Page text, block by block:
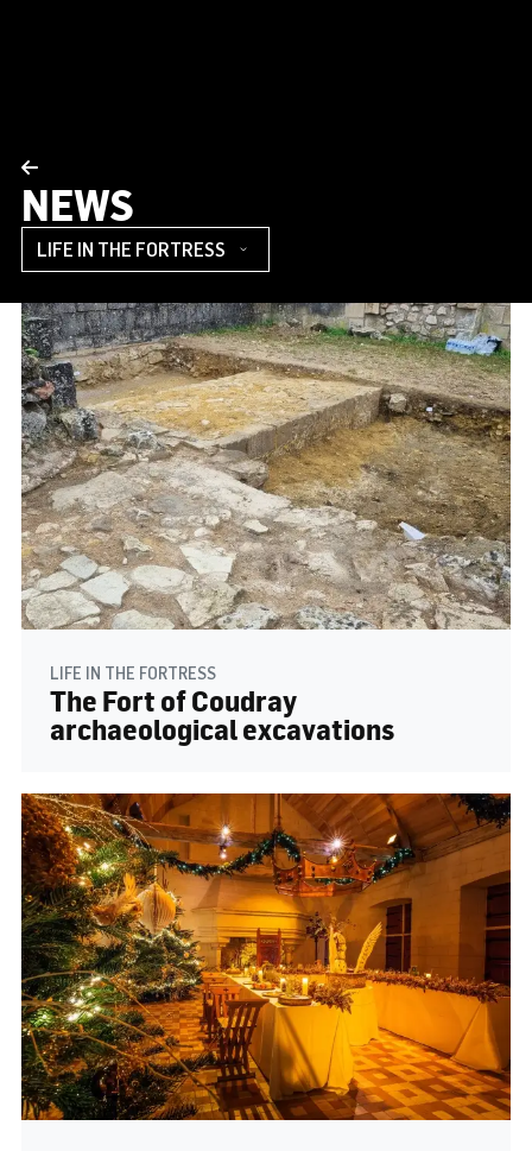
NEWS
LIFE IN THE FORTRESS
The Fort of Coudray
archaeological excavations